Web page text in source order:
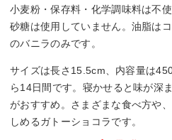
小麦粉・保存料・化学調味料は不
砂糖は使用していません。油脂は
のバニラのみです。
サイズは長さ15.5cm、内容量は
ら14日間です。寝かせると味が深
がおすすめ。さまざまな食べ方や
しめるガトーショコラです。